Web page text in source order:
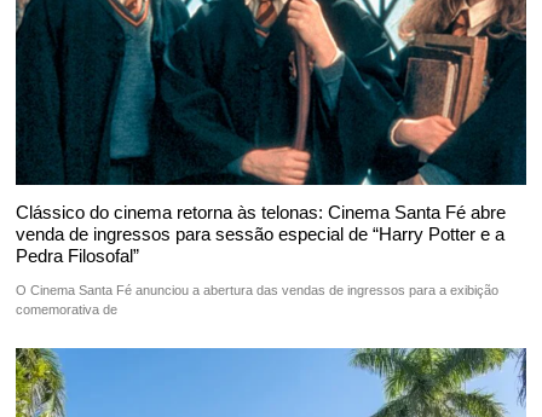
Clássico do cinema retorna às telonas: Cinema Santa Fé abre
venda de ingressos para sessão especial de “Harry Potter e a
Pedra Filosofal”
O Cinema Santa Fé anunciou a abertura das vendas de ingressos para a exibição
comemorativa de